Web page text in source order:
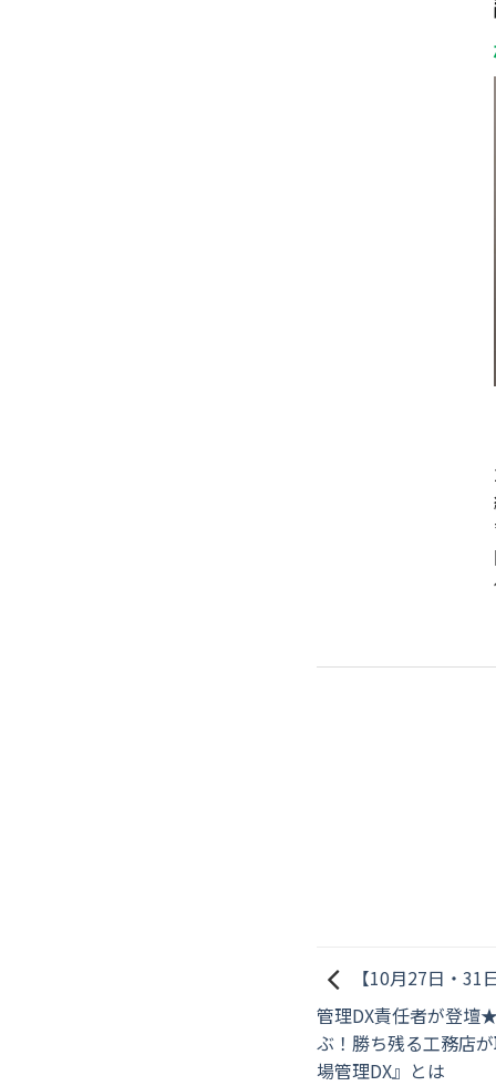
【10月27日・
管理DX責任者が登壇
ぶ！勝ち残る工務店
場管理DX』とは